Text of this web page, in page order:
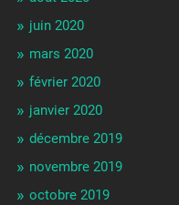
juin 2020
mars 2020
février 2020
janvier 2020
décembre 2019
novembre 2019
octobre 2019